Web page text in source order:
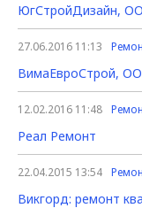
ЮгСтройДизайн,
27.06.2016 11:13
ВимаЕвроСтрой,
12.02.2016 11:48
Реал Ремонт
22.04.2015 13:54
Викгорд: ремонт